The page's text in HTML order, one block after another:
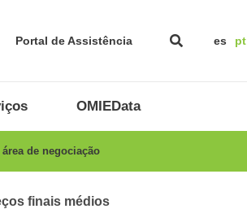
Portal de Assistência es pt
OMIEData
de negociação
finais médios